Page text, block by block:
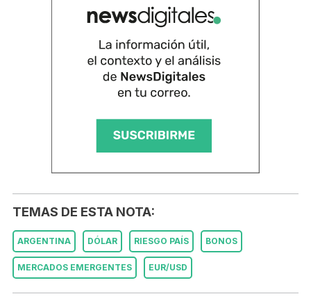
TEMAS DE ESTA NOTA:
ARGENTINA DÓLAR RIESGO PAÍS BONOS
MERCADOS EMERGENTES EUR/USD